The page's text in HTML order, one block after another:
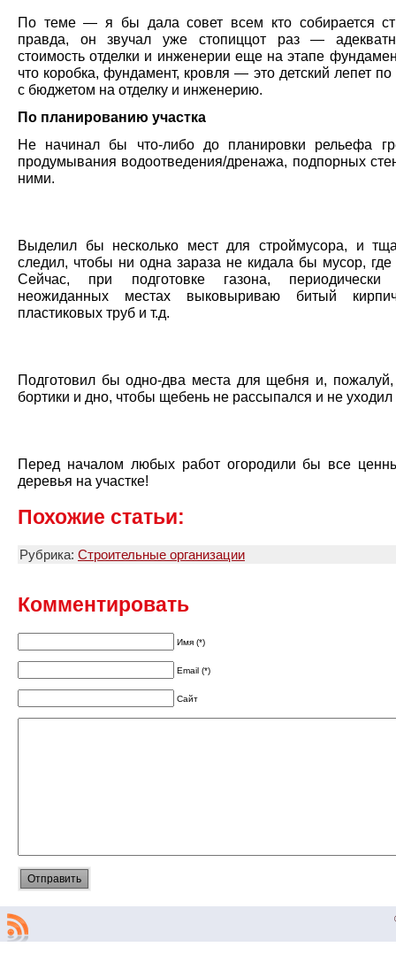
По теме — я бы дала совет всем кто собирается
правда, он звучал уже стопиццот раз —
стоимость отделки и инженерии еще на этапе
что коробка, фундамент, кровля — это детский лепет
с бюджетом на отделку и инженерию.
По планированию участка
Не начинал бы что-либо до планировки рельефа
продумывания водоотведения/дренажа, подпорных
ними.
Выделил бы несколько мест для строймусора, и
следил, чтобы ни одна зараза не кидала бы мусор,
Сейчас, при подготовке газона,
неожиданных местах выковыриваю битый
пластиковых труб и т.д.
Подготовил бы одно-два места для щебня и,
бортики и дно, чтобы щебень не рассыпался и не
Перед началом любых работ огородили бы все
деревья на участке!
Похожие статьи:
Рубрика: Строительные организации
Комментировать
Имя (*)
Email (*)
Сайт